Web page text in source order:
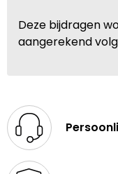
Deze bijdragen
aangerekend